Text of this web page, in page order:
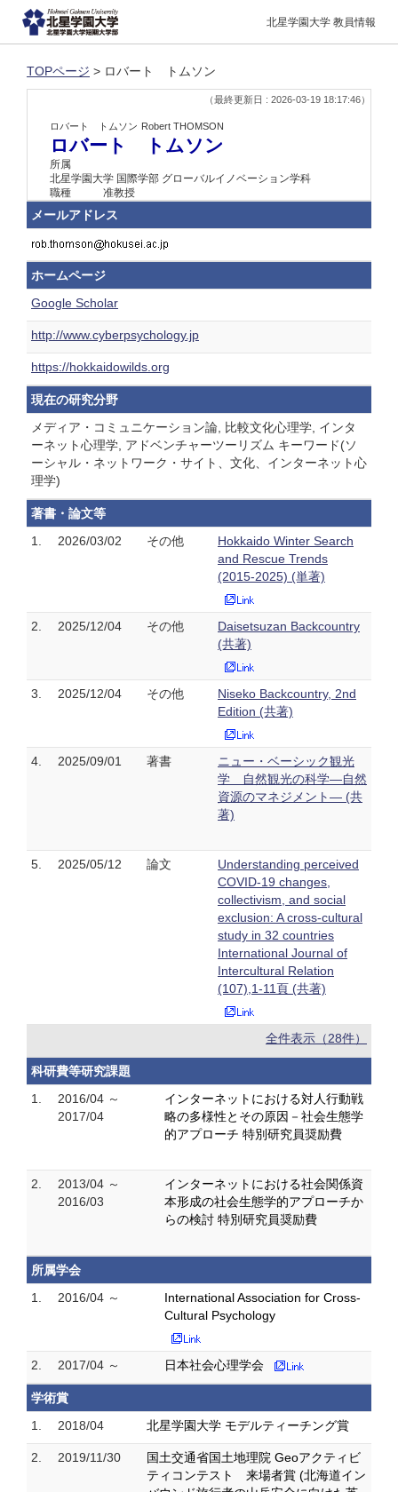
北星学園大学 教員情報
TOPページ > ロバート トムソン
（最終更新日 : 2026-03-19 18:17:46）
ロバート トムソン Robert THOMSON
ロバート トムソン
所属
北星学園大学 国際学部 グローバルイノベーション学科
職種
准教授
メールアドレス
ホームページ
Google Scholar
http://www.cyberpsychology.jp
https://hokkaidowilds.org
現在の研究分野
メディア・コミュニケーション論, 比較文化心理学, インタ
ーネット心理学, アドベンチャーツーリズム キーワード(ソ
ーシャル・ネットワーク・サイト、文化、インターネット心
理学)
著書・論文等
1.
2026/03/02 その他
Hokkaido Winter Search
and Rescue Trends
(2015-2025) (単著)
2. 2025/12/04 その他
Daisetsuzan Backcountry
(共著)
3. 2025/12/04 その他
Niseko Backcountry, 2nd
Edition (共著)
4. 2025/09/01 著書
ニュー・ベーシック観光
学 自然観光の科学―自然
資源のマネジメント― (共
著)
5. 2025/05/12 論文
Understanding perceived
COVID-19 changes,
collectivism, and social
exclusion: A cross-cultural
study in 32 countries
International Journal of
Intercultural Relation
(107),1-11頁 (共著)
全件表示（28件）
科研費等研究課題
1.
2016/04 ～
2017/04
インターネットにおける対人行動戦
略の多様性とその原因－社会生態学
的アプローチ 特別研究員奨励費
2.
2013/04 ～
2016/03
インターネットにおける社会関係資
本形成の社会生態学的アプローチか
らの検討 特別研究員奨励費
所属学会
1.
2016/04 ～
International Association for Cross-
Cultural Psychology
2. 2017/04 ～ 日本社会心理学会
学術賞
1.
2018/04 北星学園大学 モデルティーチング賞
2. 2019/11/30
国土交通省国土地理院 Geoアクティビ
ティコンテスト 来場者賞 (北海道イン